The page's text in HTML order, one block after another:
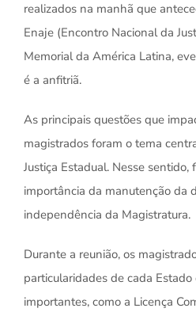
realizados na manhã que
Enaje (Encontro Nacional da
Memorial da América Latina,
é a anfitriã.
As principais questões que
magistrados foram o tema
Justiça Estadual. Nesse sentido,
importância da manutenção da
independência da Magistratura.
Durante a reunião, os
particularidades de cada
importantes, como a Licença